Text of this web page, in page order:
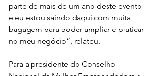
parte de mais de um ano deste evento
e eu estou saindo daqui com muita
bagagem para poder ampliar e praticar
no meu negócio”, relatou.
Para a presidente do Conselho